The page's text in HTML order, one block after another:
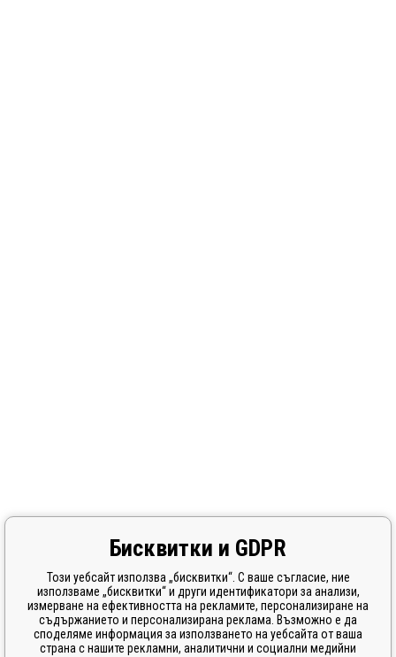
Бисквитки и GDPR
Този уебсайт използва „бисквитки“. С ваше съгласие, ние
използваме „бисквитки“ и други идентификатори за анализи,
измерване на ефективността на рекламите, персонализиране на
съдържанието и персонализирана реклама. Възможно е да
споделяме информация за използването на уебсайта от ваша
страна с нашите рекламни, аналитични и социални медийни